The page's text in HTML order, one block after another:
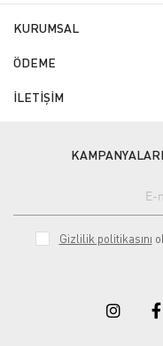
KURUMSAL
ÖDEME
İLETİŞİM
Gizlilik politikasını